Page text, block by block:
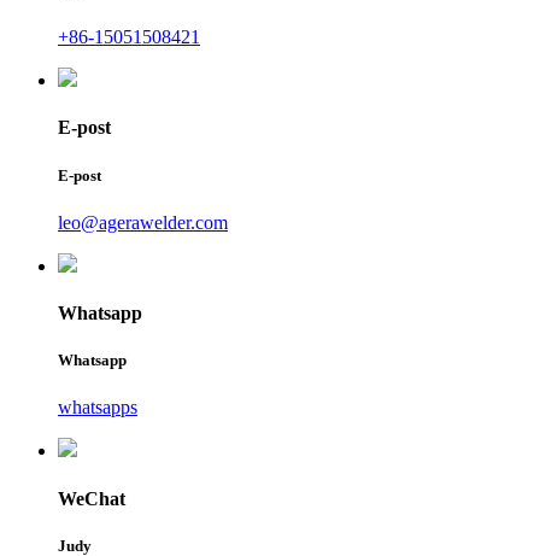
+86-15051508421
E-post
E-post
leo@agerawelder.com
Whatsapp
Whatsapp
whatsapps
WeChat
Judy